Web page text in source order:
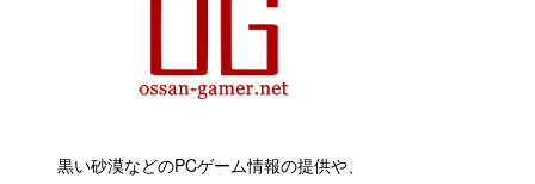
黒い砂漠などのPCゲーム情報の提供や、